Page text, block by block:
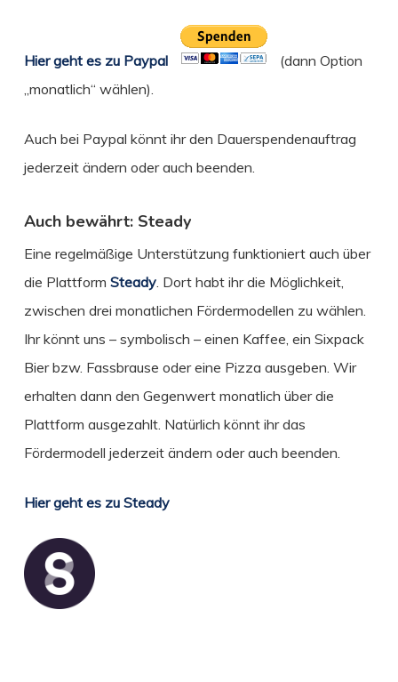
Hier geht es zu Paypal
(dann Option
„monatlich“ wählen).
Auch bei Paypal könnt ihr den Dauerspendenauftrag
jederzeit ändern oder auch beenden.
Auch bewährt: Steady
Eine regelmäßige Unterstützung funktioniert auch über
die Plattform Steady. Dort habt ihr die Möglichkeit,
zwischen drei monatlichen Fördermodellen zu wählen.
Ihr könnt uns – symbolisch – einen Kaffee, ein Sixpack
Bier bzw. Fassbrause oder eine Pizza ausgeben. Wir
erhalten dann den Gegenwert monatlich über die
Plattform ausgezahlt. Natürlich könnt ihr das
Fördermodell jederzeit ändern oder auch beenden.
Hier geht es zu Steady